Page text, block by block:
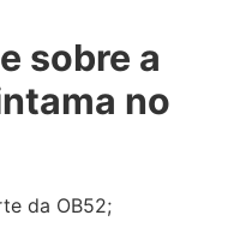
sobre a
no
da OB52;